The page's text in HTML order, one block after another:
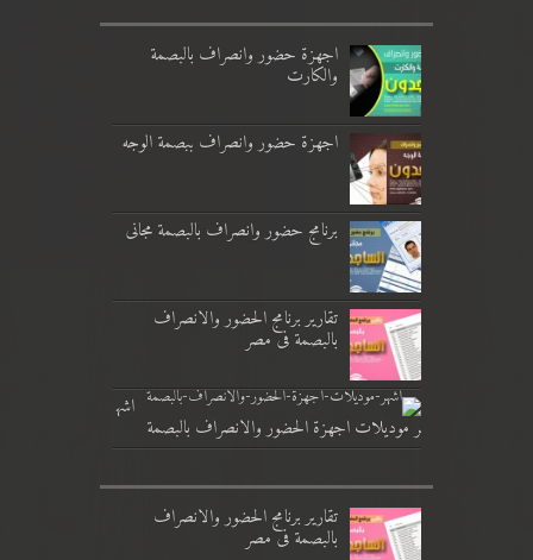
اجهزة حضور وانصراف بالبصمة
والكارت
اجهزة حضور وانصراف ببصمة الوجه
برنامج حضور وانصراف بالبصمة مجانى
تقارير برنامج الحضور والانصراف
بالبصمة فى مصر
اشه
ر موديلات اجهزة الحضور والانصراف بالبصمة
تقارير برنامج الحضور والانصراف
بالبصمة فى مصر